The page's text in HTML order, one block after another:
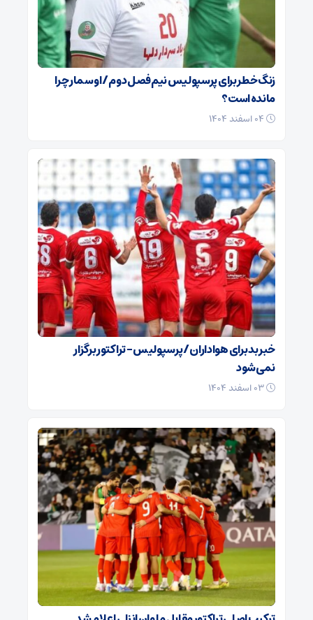
زنگ خطر برای پرسپولیس نیم‌فصل دوم / اوسمار چرا
مانده است؟
خبر بد برای هواداران / پرسپولیس – تراکتور برگزار
نمی‌شود